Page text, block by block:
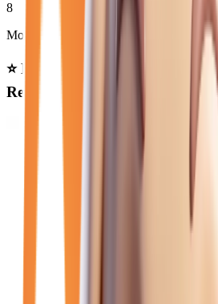
8
Moins de 50 000 km
⭐ Nos meilleures offres renault
Reims